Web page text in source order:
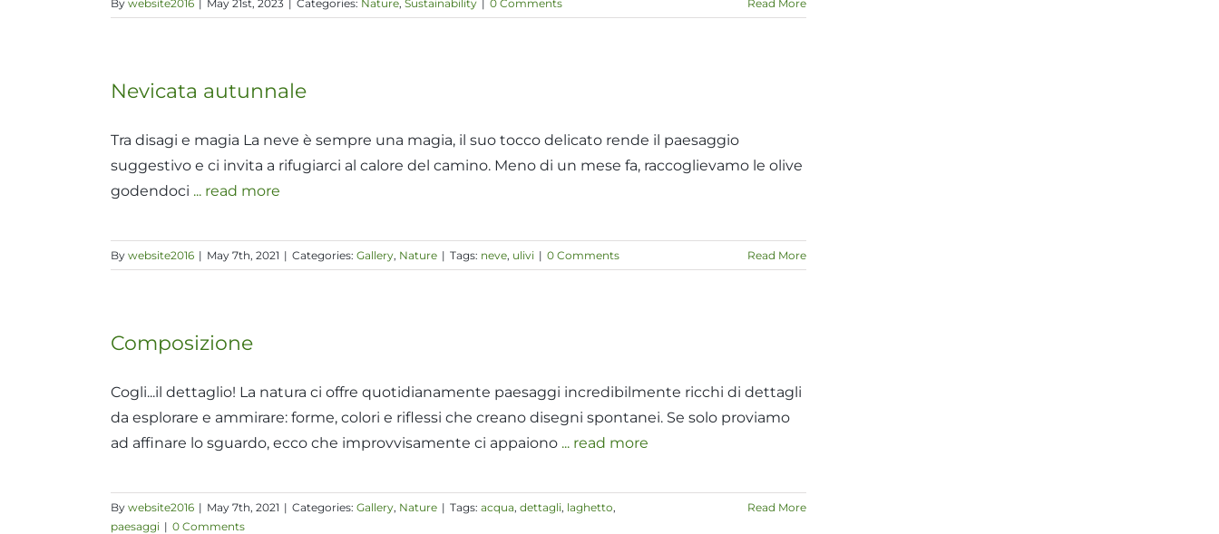
By website2016 | May 21st, 2023 | Categories: Nature, Sustainability | 0 Comments Read More
Nevicata autunnale
Tra disagi e magia La neve è sempre una magia, il suo tocco delicato rende il paesaggio
suggestivo e ci invita a rifugiarci al calore del camino. Meno di un mese fa, raccoglievamo le olive
godendoci ... read more
By website2016 | May 7th, 2021 | Categories: Gallery, Nature | Tags: neve, ulivi | 0 Comments Read More
Composizione
Cogli...il dettaglio! La natura ci offre quotidianamente paesaggi incredibilmente ricchi di dettagli
da esplorare e ammirare: forme, colori e riflessi che creano disegni spontanei. Se solo proviamo
ad affinare lo sguardo, ecco che improvvisamente ci appaiono ... read more
By website2016 | May 7th, 2021 | Categories: Gallery, Nature | Tags: acqua, dettagli, laghetto,
paesaggi | 0 Comments
Read More